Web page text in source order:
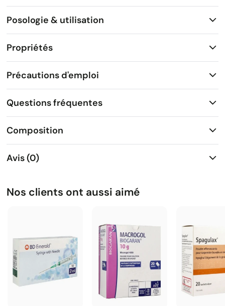
Posologie & utilisation
Propriétés
Précautions d'emploi
Questions fréquentes
Composition
Avis (0)
Nos clients ont aussi aimé